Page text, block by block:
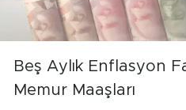
Beş Aylık Enflasyon
Memur Maaşları